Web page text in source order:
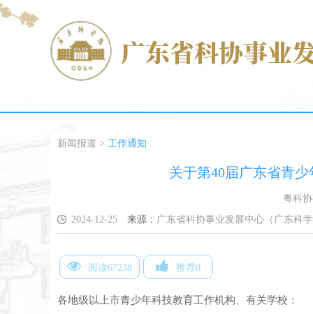
新闻报道 > 工作通知
关于第40届广东省青
粤科
2024-12-25
来源： 广东省科协事业发展中心（广东科
阅读67238 推荐0
各地级以上市青少年科技教育工作机构、有关学校：